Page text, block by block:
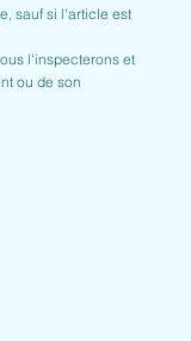
sauf si l'article est
l'inspecterons et
ou de son